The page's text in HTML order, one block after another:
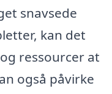
snavsede
kan det
ressourcer at
også påvirke